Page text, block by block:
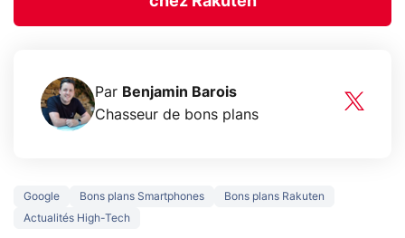
Par Benjamin Barois
Chasseur de bons plans
Google Bons plans Smartphones
Bons plans Rakuten
Actualités High-Tech